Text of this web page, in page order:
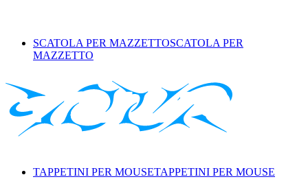
SCATOLA PER MAZZETTOSCATOLA PER
MAZZETTO
TAPPETINI PER MOUSETAPPETINI PER MOUSE